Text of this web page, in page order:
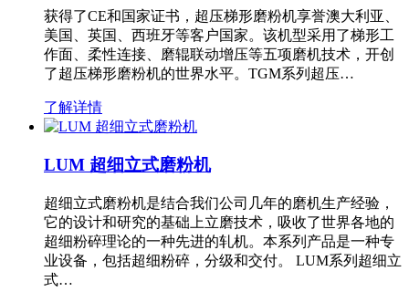
获得了CE和国家证书，超压梯形磨粉机享誉澳大利亚、
美国、英国、西班牙等客户国家。该机型采用了梯形工
作面、柔性连接、磨辊联动增压等五项磨机技术，开创
了超压梯形磨粉机的世界水平。TGM系列超压…
了解详情
LUM 超细立式磨粉机
超细立式磨粉机是结合我们公司几年的磨机生产经验，
它的设计和研究的基础上立磨技术，吸收了世界各地的
超细粉碎理论的一种先进的轧机。本系列产品是一种专
业设备，包括超细粉碎，分级和交付。 LUM系列超细立
式…